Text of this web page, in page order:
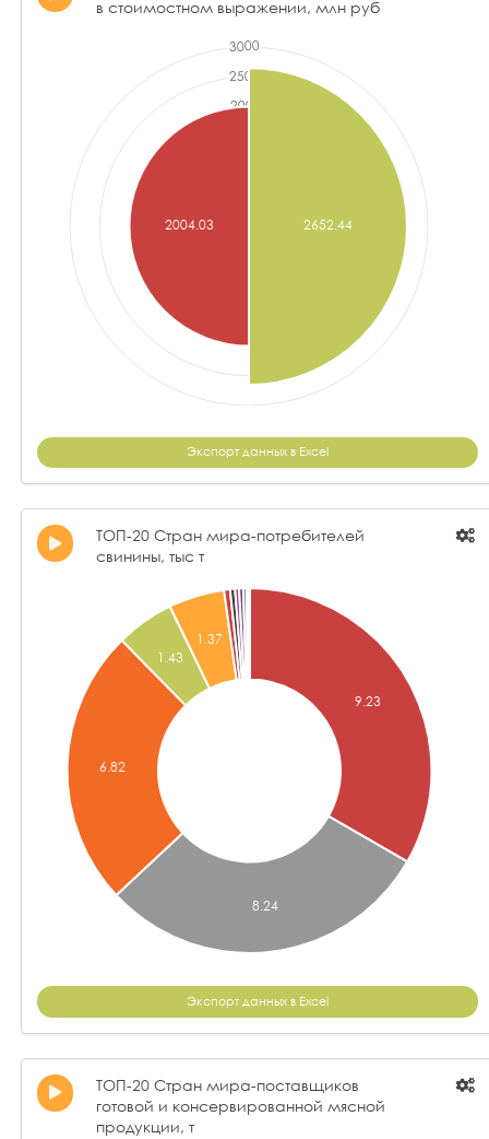
в стоимостном выражении, млн руб
Экспорт данных в Excel
ТОП-20 Стран мира-потребителей
свинины, тыс т
Экспорт данных в Excel
ТОП-20 Стран мира-поставщиков
готовой и консервированной мясной
продукции, т